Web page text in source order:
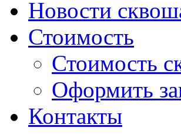
Новости
Стоимость
Стоимость
Оформить
Контакты